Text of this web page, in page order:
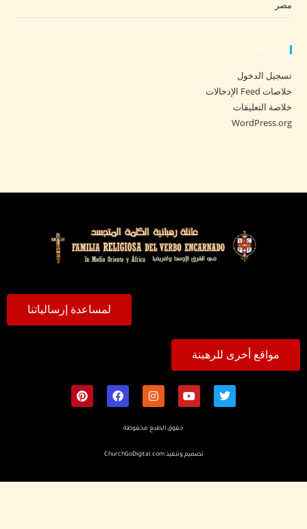
مصر
Meta
تسجيل الدخول
خلاصات Feed الإدخالات
خلاصة التعليقات
WordPress.org
لمساعدة إرسالياتنا
مواقع أخرى للرهبنة
حقوق الطبع محفوظة
تصميم وتنفيذChurchGoDigital.com